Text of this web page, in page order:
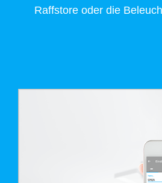
Raffstore oder die